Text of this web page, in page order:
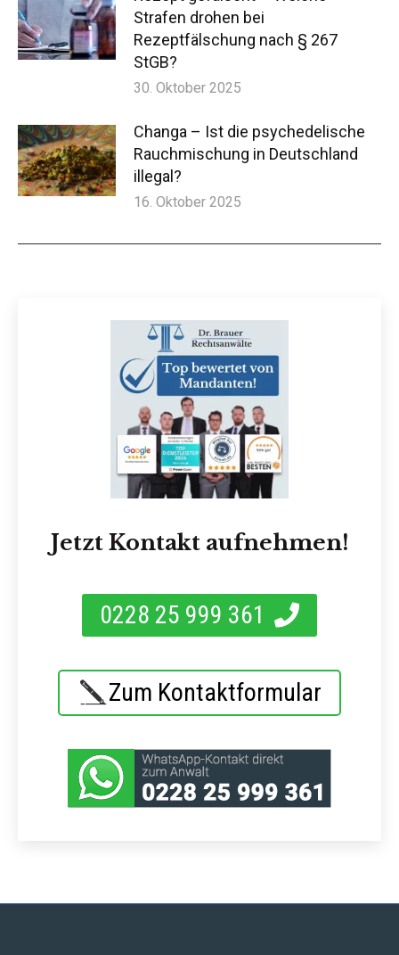
Strafen drohen bei
Rezeptfälschung nach § 267
StGB?
30. Oktober 2025
Changa – Ist die psychedelische
Rauchmischung in Deutschland
illegal?
16. Oktober 2025
Jetzt Kontakt aufnehmen!
0228 25 999 361
Zum Kontaktformular